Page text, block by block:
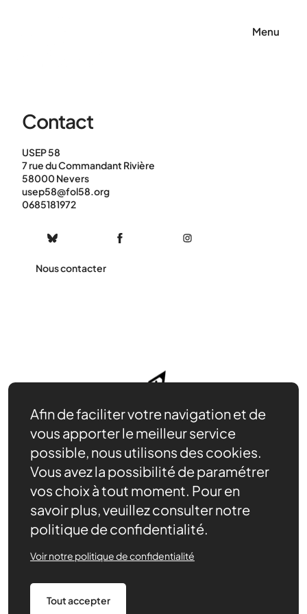
Menu
Contact
USEP 58
7 rue du Commandant Rivière
58000 Nevers
usep58@fol58.org
0685181972
Nous contacter
Nos ressources
Actualités
Agenda
Nous trouver
Afin de faciliter votre navigation et de
vous apporter le meilleur service
possible, nous utilisons des cookies.
Vous avez la possibilité de paramétrer
vos choix à tout moment. Pour en
savoir plus, veuillez consulter notre
politique de confidentialité.
Tout accepter
Voir notre politique de confidentialité